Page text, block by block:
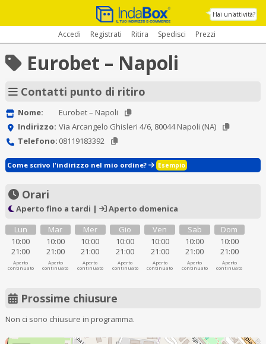
Hai un'attività?
Accedi Registrati Ritira Spedisci Prezzi
Eurobet – Napoli
Contatti punto di ritiro
Nome:
Eurobet – Napoli
Indirizzo: Via Arcangelo Ghisleri 4/6, 80044 Napoli (NA)
Telefono: 08119183392
Come scrivo l'indirizzo nel mio ordine? Esempio
Orari
Aperto fino a tardi |
Aperto domenica
Lun
10:00
21:00
Aperto
continuato
Mar
10:00
21:00
Aperto
continuato
Mer
10:00
21:00
Aperto
continuato
Gio
10:00
21:00
Aperto
continuato
Ven
10:00
21:00
Aperto
continuato
Sab
10:00
21:00
Aperto
continuato
Dom
10:00
21:00
Aperto
continuato
Prossime chiusure
Non ci sono chiusure in programma.